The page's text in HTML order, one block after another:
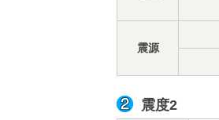
震源
震度2